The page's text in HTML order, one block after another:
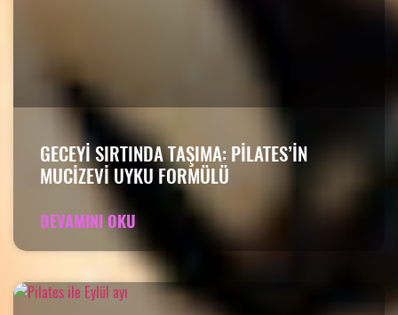
GECEYI SIRTINDA TAŞIMA: PILATES’IN
MUCIZEVI UYKU FORMÜLÜ
DEVAMINI OKU